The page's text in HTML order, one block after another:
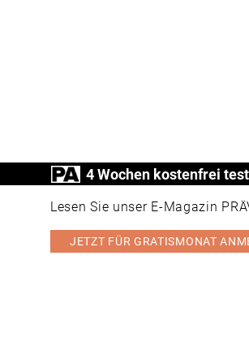
4 Wochen kostenfrei
Lesen Sie unser E-Magazin
JETZT FÜR GRATISMONAT